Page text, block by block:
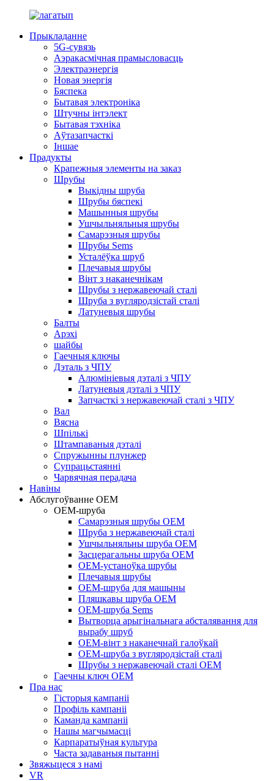
Прыкладанне
5G-сувязь
Аэракасмічная прамысловасць
Электраэнергія
Новая энергія
Бяспека
Бытавая электроніка
Штучны інтэлект
Бытавая тэхніка
Аўтазапчасткі
Іншае
Прадукты
Крапежныя элементы на заказ
Шрубы
Выкідны шруба
Шрубы бяспекі
Машынныя шрубы
Ушчыльняльныя шрубы
Самарэзныя шрубы
Шрубы Sems
Усталёўка шруб
Плечавыя шрубы
Вінт з наканечнікам
Шрубы з нержавеючай сталі
Шруба з вугляродзістай сталі
Латуневыя шрубы
Балты
Арэхі
шайбы
Гаечныя ключы
Дэталь з ЧПУ
Алюмініевыя дэталі з ЧПУ
Латуневыя дэталі з ЧПУ
Запчасткі з нержавеючай сталі з ЧПУ
Вал
Вясна
Шпількі
Штампаваныя дэталі
Спружынны плунжер
Супрацьстаянні
Чарвячная перадача
Навіны
Абслугоўванне OEM
OEM-шруба
Самарэзныя шрубы OEM
Шруба з нержавеючай сталі
Ушчыльняльны шруба OEM
Засцерагальны шруба OEM
OEM-устаноўка шрубы
Плечавыя шрубы
OEM-шруба для машыны
Пляшкавы шруба OEM
OEM-шруба Sems
Вытворца арыгінальнага абсталявання для
вырабу шруб
OEM-вінт з наканечнай галоўкай
OEM-шруба з вугляродзістай сталі
Шрубы з нержавеючай сталі OEM
Гаечны ключ OEM
Пра нас
Гісторыя кампаніі
Профіль кампаніі
Каманда кампаніі
Нашы магчымасці
Карпаратыўная культура
Часта задаваныя пытанні
Звяжыцеся з намі
VR